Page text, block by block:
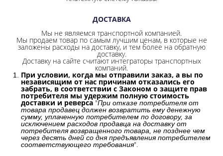
ДОСТАВКА
Мы не являемся транспортной компанией.
Мы продаем товар по самым лучшим ценам, в которые не
заложены расходы на доставку, и тем более на обратную
доставку.
Доставку на сайте считают интеграторы транспортных
компаний.
При условии, когда мы отправили заказ, а вы по
независящим от нас причинам отказались его
забрать, в соответствии с Законом о защите прав
потребителя мы удержим полную стоимость
доставки и реверса "При отказе потребителя от
товара продавец должен возвратить ему денежную
сумму, уплаченную потребителем по договору, за
исключением расходов продавца на доставку от
потребителя возвращенного товара, не позднее чем
через десять дней со дня предъявления потребителем
соответствующего требования".